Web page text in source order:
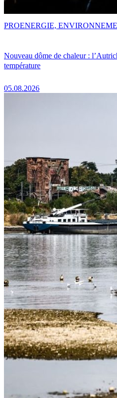
Nouveau dôme de chaleur :
température
05.08.2026
PROENERGIE,